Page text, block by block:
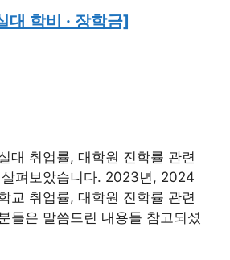
대 학비 · 장학금]
대 취업률, 대학원 진학률 관련
펴보았습니다. 2023년, 2024
교 취업률, 대학원 진학률 관련
들은 말씀드린 내용들 참고되셨